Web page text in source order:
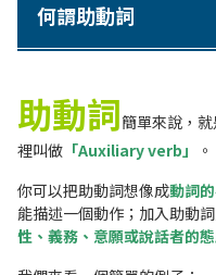
何謂助動詞
助動詞簡單來說，
裡叫做 「Auxiliary verb」
。
你可以把助動詞想像成動詞
能描述一個動作；加入助動
性、義務、意願或說話者的